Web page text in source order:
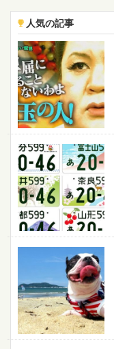
人気の記事